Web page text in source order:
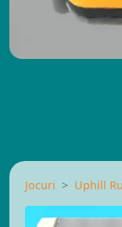
Jocuri Uphill